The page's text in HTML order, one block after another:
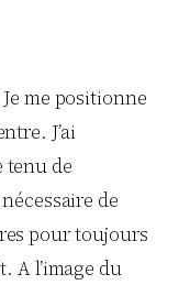
me positionne
J’ai
tenu de
de
pour toujours
A l’image du